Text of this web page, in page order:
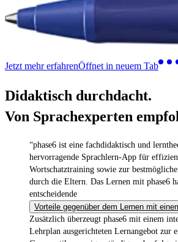
Jetzt mehr erfahrenÖffnet in neuem Tab
Didaktisch durchdacht.
Von Sprachexperten
“phase6 ist eine fachdidaktisch und
hervorragende Sprachlern-App für
Wortschatztraining sowie zur
durch die Eltern. Das Lernen mit phase6
entscheidende
Vorteile gegenüber dem Lernen mit
Zusätzlich überzeugt phase6 mit einem
Lehrplan ausgerichteten Lernangebot zur